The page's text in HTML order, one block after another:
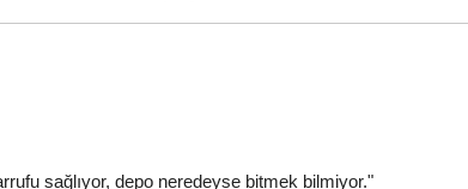
sağlıyor, depo neredeyse bitmek bilmiyor."